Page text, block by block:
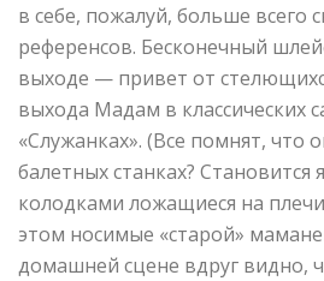
в себе, пожалуй, больше всего
референсов. Бесконечный
выходе — привет от
выхода Мадам в классических
«Служанках». (Все помнят, что
балетных станках? Становится
колодками ложащиеся на
этом носимые «старой»
домашней сцене вдруг видно,